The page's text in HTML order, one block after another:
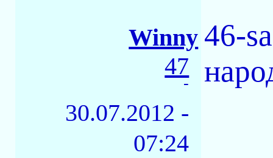
Winny
47
-
30.07.2012 -
07:24
46-